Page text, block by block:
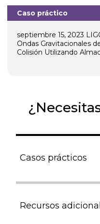
Caso práctico
septiembre 15, 2023
Ondas Gravitacionales
Colisión Utilizando
Casos prácticos
Entrega y transmisión
Recursos